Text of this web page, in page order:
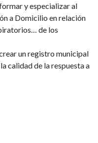
y especializar al
a Domicilio en relación
de los
un registro municipal
calidad de la respuesta a